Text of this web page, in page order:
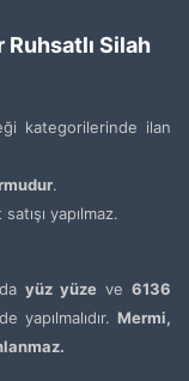
Silah
kategorilerinde ilan
.
yapılmaz.
yüz yüze ve6136
Mermi,